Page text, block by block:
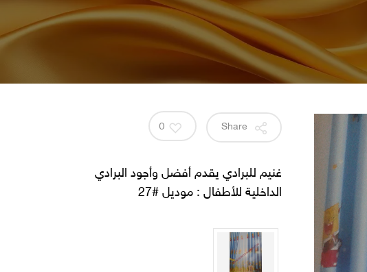
0
غنيم للبرادي يقدم أفضل وأجود البرادي
الداخلية للأطفال : موديل #27